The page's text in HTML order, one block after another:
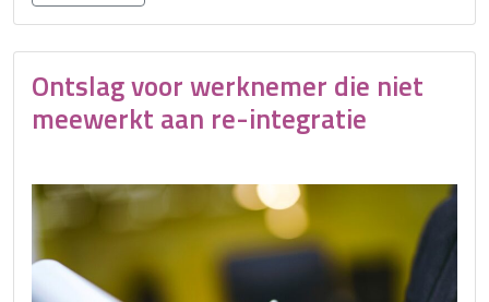
Ontslag voor werknemer die niet
meewerkt aan re-integratie